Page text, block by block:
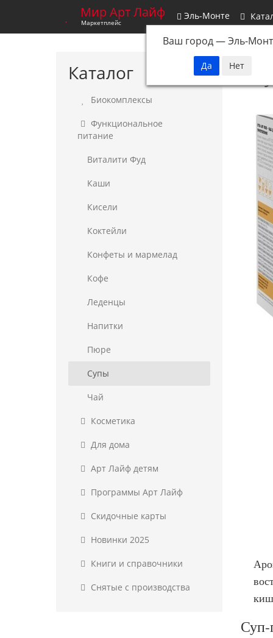
Мир Арт Лайф
Маркетплейс
Эль-Монте
Ваш город —Эль-
Каталог
Биокомплексы
Функциональное
питание
Виталити Фуд
Каши
Кисели
Коктейли
Конфеты и мармелад
Кофе
Леденцы
Напитки
Пюре
Супы
Чай
Косметика
Для дома
Арт Лайф детям
Программы Арт Лайф
Скидочные карты
Новинки 2025
Книги и справочники
Снятые с производства